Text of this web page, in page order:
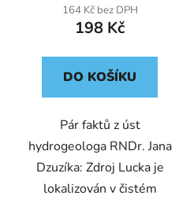
Slovenska - rozvoz
MORAVA
164 Kč bez DPH
198 Kč
DO KOŠÍKU
Pár faktů z úst
hydrogeologa RNDr. Jana
Dzuzíka: Zdroj Lucka je
lokalizován v čistém